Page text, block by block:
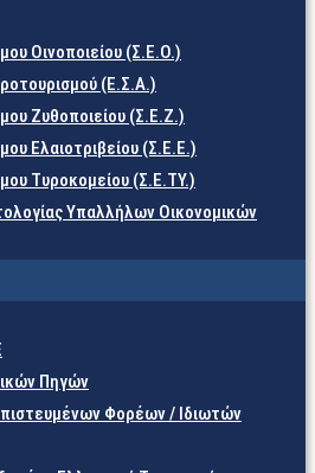
Οινοποιείου (Σ.Ε.Ο.)
(Ε.Σ.Α.)
Ζυθοποιείου (Σ.Ε.Ζ.)
Ελαιοτριβείου (Σ.Ε.Ε.)
Τυροκομείου (Σ.Ε.TY.)
Υπαλλήλων Οικονομικών
Πηγών
Φορέων / Ιδιωτών